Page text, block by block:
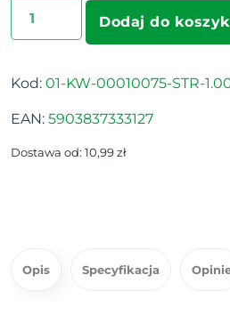
Dodaj do
Kod: 01-KW-00010075-STR-
EAN: 5903837333127
Dostawa od: 10,99 zł
Opis Specyfikacja